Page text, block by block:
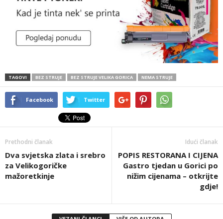
TAGOVI BEZ STRUJE BEZ STRUJE VELIKA GORICA NEMA STRUJE
Facebook Twitter
Prethodni članak
Dva svjetska zlata i srebro
za Velikogoričke
mažoretkinje
Idući članak
POPIS RESTORANA I CIJENA
Gastro tjedan u Gorici po
nižim cijenama – otkrijte
gdje!